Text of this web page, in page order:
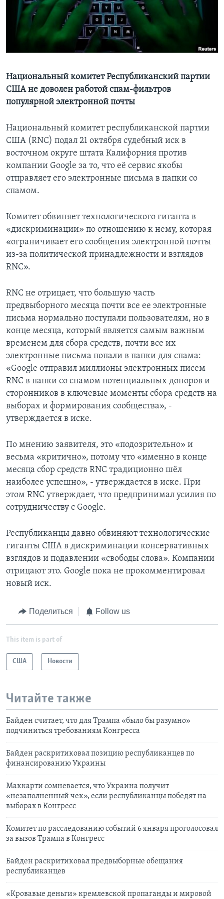
Learning English
СОЦИАЛЬНЫЕ СЕТИ
Языки
Национальный комитет Республиканский партии
США не доволен работой спам-фильтров
популярной электронной почты
Национальный комитет республиканской партии
США (RNC) подал 21 октября судебный иск в
восточном округе штата Калифорния против
компании Google за то, что её сервис якобы
отправляет его электронные письма в папки со
спамом.
Комитет обвиняет технологического гиганта в
«дискриминации» по отношению к нему, которая
«ограничивает его сообщения электронной почты
из-за политической принадлежности и взглядов
RNC».
RNC не отрицает, что большую часть
предвыборного месяца почти все ее электронные
письма нормально поступали пользователям, но в
конце месяца, который является самым важным
временем для сбора средств, почти все их
электронные письма попали в папки для спама:
«Google отправил миллионы электронных писем
RNC в папки со спамом потенциальных доноров и
сторонников в ключевые моменты сбора средств на
выборах и формирования сообщества», -
утверждается в иске.
По мнению заявителя, это «подозрительно» и
весьма «критично», потому что «именно в конце
месяца сбор средств RNC традиционно шёл
наиболее успешно», - утверждается в иске. При
этом RNC утверждает, что предпринимал усилия по
сотрудничеству с Google.
Республиканцы давно обвиняют технологические
гиганты США в дискриминации консервативных
взглядов и подавлении «свободы слова». Компании
отрицают это. Google пока не прокомментировал
новый иск.
Поделиться Follow us
This item is part of
США Новости
Читайте также
Байден считает, что для Трампа «было бы разумно»
подчиниться требованиям Конгресса
Байден раскритиковал позицию республиканцев по
финансированию Украины
Маккарти сомневается, что Украина получит
«незаполненный чек», если республиканцы победят на
выборах в Конгресс
Комитет по расследованию событий 6 января проголосовал
за вызов Трампа в Конгресс
Байден раскритиковал предвыборные обещания
республиканцев
«Кровавые деньги» кремлевской пропаганды и мировой